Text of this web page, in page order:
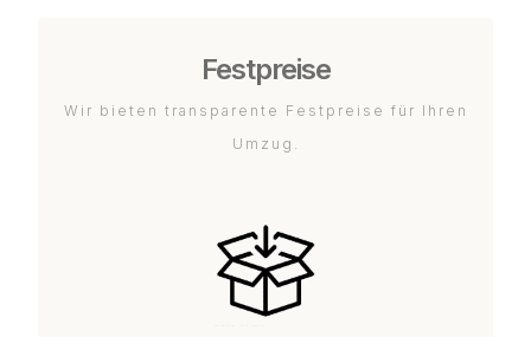
Festpreise
Wir bieten transparente Festpreise für Ihren
Umzug.